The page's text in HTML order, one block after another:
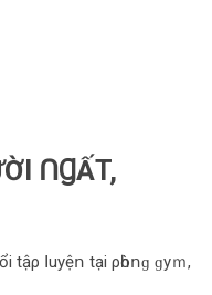
ՈꞬẤT,
tậρ ꓲuуệո tạі ρһòոɡ ɡуｍ,